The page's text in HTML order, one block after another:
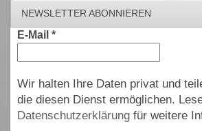
NEWSLETTER ABONNIEREN
E-Mail *
Wir halten Ihre Daten privat und
die diesen Dienst ermöglichen.
Datenschutzerklärungfür weitere